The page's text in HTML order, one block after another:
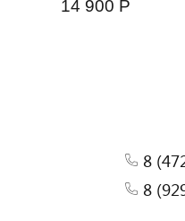
14 900 Р
8
8